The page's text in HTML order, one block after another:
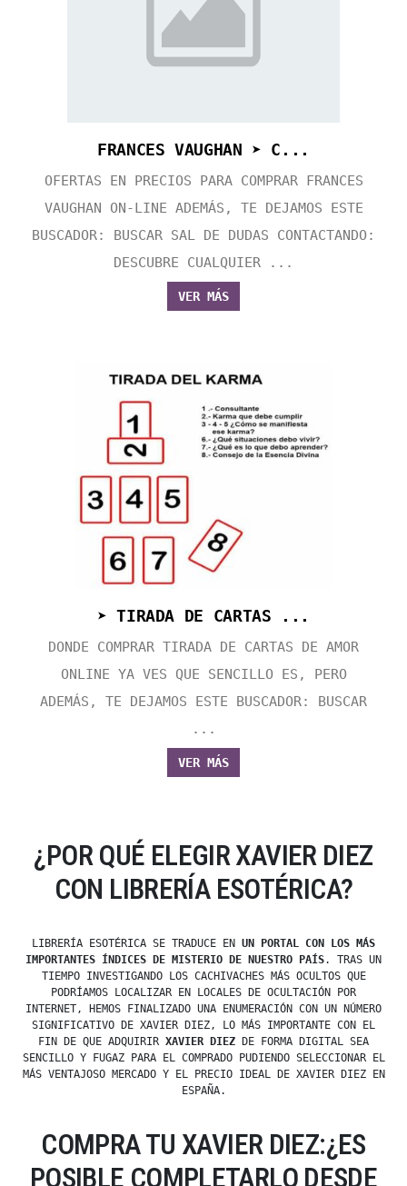
FRANCES VAUGHAN ➤ C...
OFERTAS EN PRECIOS PARA COMPRAR FRANCES
VAUGHAN ON-LINE ADEMÁS, TE DEJAMOS ESTE
BUSCADOR: BUSCAR SAL DE DUDAS CONTACTANDO:
DESCUBRE CUALQUIER ...
VER MÁS
➤ TIRADA DE CARTAS ...
DONDE COMPRAR TIRADA DE CARTAS DE AMOR
ONLINE YA VES QUE SENCILLO ES, PERO
ADEMÁS, TE DEJAMOS ESTE BUSCADOR: BUSCAR
...
VER MÁS
¿POR QUÉ ELEGIR XAVIER DIEZ
CON LIBRERÍA ESOTÉRICA?
LIBRERÍA ESOTÉRICA SE TRADUCE EN UN PORTAL CON LOS MÁS
IMPORTANTES ÍNDICES DE MISTERIO DE NUESTRO PAÍS. TRAS UN
TIEMPO INVESTIGANDO LOS CACHIVACHES MÁS OCULTOS QUE
PODRÍAMOS LOCALIZAR EN LOCALES DE OCULTACIÓN POR
INTERNET, HEMOS FINALIZADO UNA ENUMERACIÓN CON UN NÚMERO
SIGNIFICATIVO DE XAVIER DIEZ, LO MÁS IMPORTANTE CON EL
FIN DE QUE ADQUIRIR XAVIER DIEZ DE FORMA DIGITAL SEA
SENCILLO Y FUGAZ PARA EL COMPRADO PUDIENDO SELECCIONAR EL
MÁS VENTAJOSO MERCADO Y EL PRECIO IDEAL DE XAVIER DIEZ EN
ESPAÑA.
COMPRA TU XAVIER DIEZ:¿ES
POSIBLE COMPLETARLO DESDE